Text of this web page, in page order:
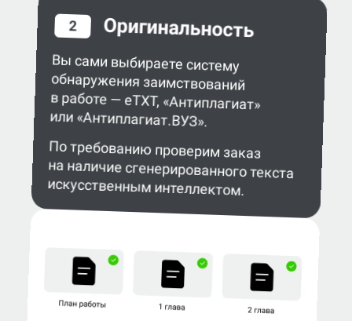
2 Оригинальность
Вы сами выбираете систему
обнаружения заимствований
в работе — eTXT, «Антиплагиат»
или «Антиплагиат.ВУЗ».
По требованию проверим заказ
на наличие сгенерированного текста
искусственным интеллектом.